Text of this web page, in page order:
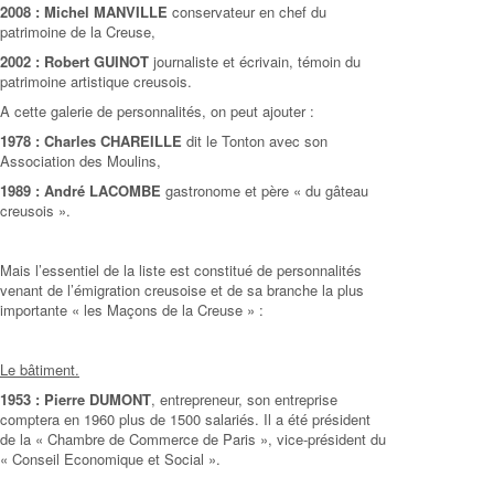
2008 : Michel MANVILLE conservateur en chef du
patrimoine de la Creuse,
2002 : Robert GUINOT journaliste et écrivain, témoin du
patrimoine artistique creusois.
A cette galerie de personnalités, on peut ajouter :
1978 : Charles CHAREILLE dit le Tonton avec son
Association des Moulins,
1989 : André LACOMBE gastronome et père « du gâteau
creusois ».
Mais l’essentiel de la liste est constitué de personnalités
venant de l’émigration creusoise et de sa branche la plus
importante « les Maçons de la Creuse » :
Le bâtiment.
1953 : Pierre DUMONT, entrepreneur, son entreprise
comptera en 1960 plus de 1500 salariés. Il a été président
de la « Chambre de Commerce de Paris », vice-président du
« Conseil Economique et Social ».